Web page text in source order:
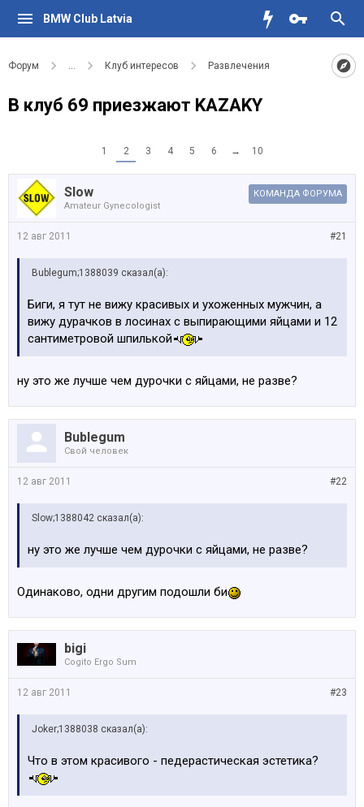
BMW Club Latvia
Форум ... Клуб интересов Развлечения
В клуб 69 приезжают KAZAKY
1 2 3 4 5 6 → 10
Slow
Amateur Gynecologist
КОМАНДА ФОРУМА
#21
12 авг 2011
Bublegum;1388039 сказал(а):
Биги, я тут не вижу красивых и ухоженных мужчин, а
вижу дурачков в лосинах с выпирающими яйцами и 12
сантиметровой шпилькой
ну это же лучше чем дурочки с яйцами, не разве?
Bublegum
Свой человек
#22
12 авг 2011
Slow;1388042 сказал(а):
ну это же лучше чем дурочки с яйцами, не разве?
Одинаково, одни другим подошли би
bigi
Cogito Ergo Sum
#23
12 авг 2011
Joker;1388038 сказал(а):
Что в этом красивого - педерастическая эстетика?